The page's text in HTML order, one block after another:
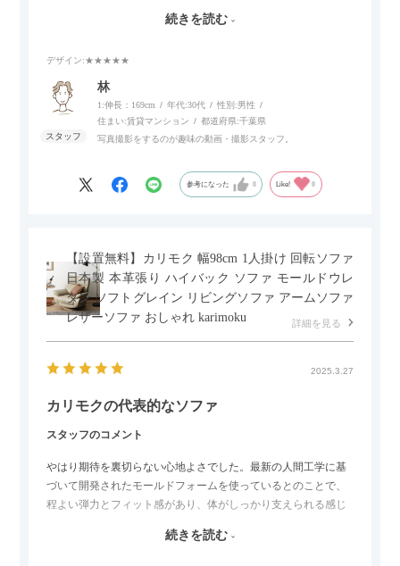
スマホやタブレットを充電しながらリラックスできるのが嬉し
個人的にはコードレス＆充電式なので、コンセントの場所を気
にせず、好きな場所に置けるのが画期的に感じました。
続きを読む
デザイン:★★★★★
林
1:伸長：169cm 年代:30代 性別:男性
住まい:賃貸マンション 都道府県:千葉県
写真撮影をするのが趣味の動画・撮影スタッフ。
参考になった 0 Like! 0
【設置無料】カリモク 幅98cm 1人掛け 回転ソファ
日本製 本革張り ハイバック ソファ モールドウレ
タン ソフトグレイン リビングソファ アームソファ
レザーソファ おしゃれ karimoku
詳細を見る
2025.3.27
カリモクの代表的なソファ
スタッフのコメント
やはり期待を裏切らない心地よさでした。最新の人間工学に基
づいて開発されたモールドフォームを使っているとのことで、
程よい弾力とフィット感があり、体がしっかり支えられる感じ
リラックスタイムによさそうでした。回転タイプなので、個人
続きを読む